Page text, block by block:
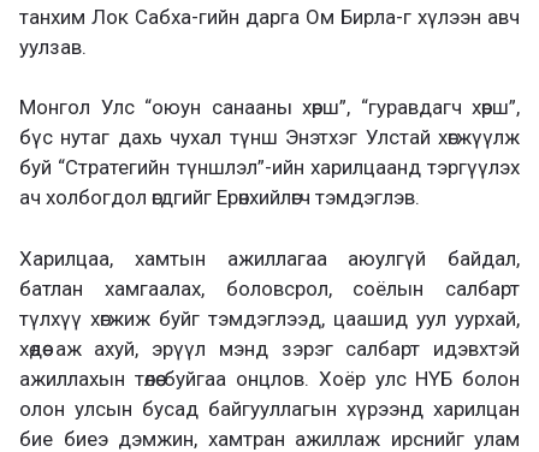
танхим Лок Сабха-гийн дарга Ом Бирла-г хүлээн авч
уулзав.
Монгол Улс “оюун санааны хөрш”, “гуравдагч хөрш”,
бүс нутаг дахь чухал түнш Энэтхэг Улстай хөгжүүлж
буй “Стратегийн түншлэл”-ийн харилцаанд тэргүүлэх
ач холбогдол өгдгийг Ерөнхийлөгч тэмдэглэв.
Харилцаа, хамтын ажиллагаа аюулгүй байдал,
батлан хамгаалах, боловсрол, соёлын салбарт
түлхүү хөгжиж буйг тэмдэглээд, цаашид уул уурхай,
хөдөө аж ахуй, эрүүл мэнд зэрэг салбарт идэвхтэй
ажиллахын төлөө буйгаа онцлов. Хоёр улс НҮБ болон
олон улсын бусад байгууллагын хүрээнд харилцан
бие биеэ дэмжин, хамтран ажиллаж ирснийг улам